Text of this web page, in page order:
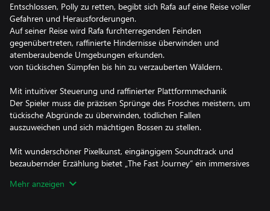
Entschlossen, Polly zu retten, begibt sich Rafa auf eine Reise voller
Gefahren und Herausforderungen.
Auf seiner Reise wird Rafa furchterregenden Feinden
gegenübertreten, raffinierte Hindernisse überwinden und
atemberaubende Umgebungen erkunden.
von tückischen Sümpfen bis hin zu verzauberten Wäldern.
Mit intuitiver Steuerung und raffinierter Plattformmechanik
Der Spieler muss die präzisen Sprünge des Frosches meistern, um
tückische Abgründe zu überwinden, tödlichen Fallen
auszuweichen und sich mächtigen Bossen zu stellen.
Mit wunderschöner Pixelkunst, eingängigem Soundtrack und
bezaubernder Erzählung bietet „The Fast Journey“ ein immersives
Liebe und Überwindung. Machen Sie sich bereit, in die Action
Mehr anzeigen